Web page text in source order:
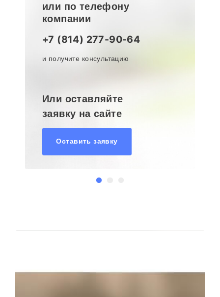
или по телефону
компании
+7 (814) 277-90-64
и получите консультацию
Или оставляйте
заявку на сайте
Оставить заявку